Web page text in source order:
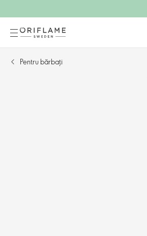
Pentru bărbați